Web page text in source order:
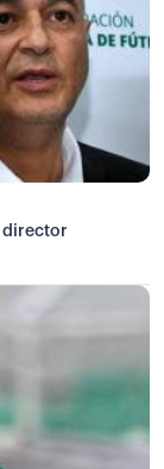
director